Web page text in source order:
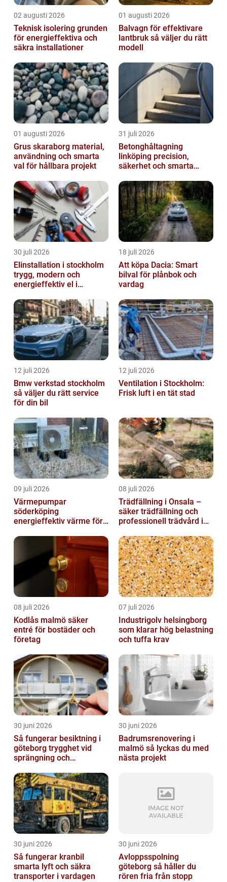
02 augusti 2026
Teknisk isolering grunden
för energieffektiva och
säkra installationer
01 augusti 2026
Balvagn för effektivare
lantbruk så väljer du rätt
modell
01 augusti 2026
Grus skaraborg material,
användning och smarta
val för hållbara projekt
31 juli 2026
Betonghåltagning
linköping precision,
säkerhet och smarta
30 juli 2026
Elinstallation i stockholm
trygg, modern och
energieffektiv el i
18 juli 2026
Att köpa Dacia: Smart
bilval för plånbok och
vardag
12 juli 2026
Bmw verkstad stockholm
så väljer du rätt service
för din bil
12 juli 2026
Ventilation i Stockholm:
Frisk luft i en tät stad
09 juli 2026
Värmepumpar
söderköping
energieffektiv värme för
08 juli 2026
Trädfällning i Onsala –
säker trädfällning och
professionell trädvård i
08 juli 2026
Kodlås malmö säker
entré för bostäder och
företag
07 juli 2026
Industrigolv helsingborg
som klarar hög belastning
och tuffa krav
30 juni 2026
Så fungerar besiktning i
göteborg trygghet vid
sprängning och
30 juni 2026
Badrumsrenovering i
malmö så lyckas du med
nästa projekt
30 juni 2026
Så fungerar kranbil
smarta lyft och säkra
transporter i vardagen
30 juni 2026
Avloppsspolning
göteborg så håller du
rören fria från stopp